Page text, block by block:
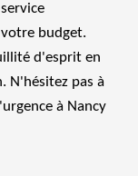
budget.
d'esprit en
N'hésitez pas à
à Nancy